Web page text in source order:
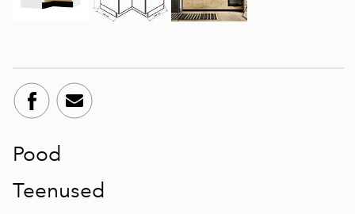
Pood
Teenused